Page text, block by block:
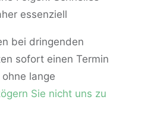
essenziell
bei dringenden
sofort einen Termin
lange
Sie nicht uns zu